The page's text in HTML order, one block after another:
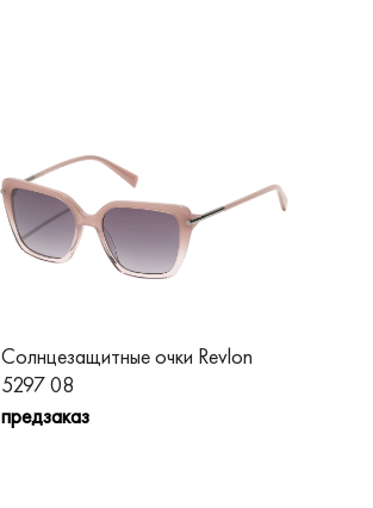
Солнцезащитные очки Revlon
5297 08
предзаказ